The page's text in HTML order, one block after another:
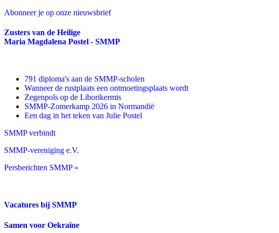
Abonneer je op onze nieuwsbrief
Zusters van de Heilige
Maria Magdalena Postel - SMMP
791 diploma's aan de SMMP-scholen
Wanneer de rustplaats een ontmoetingsplaats wordt
Zegenpols op de Liborikermis
SMMP-Zomerkamp 2026 in Normandië
Een dag in het teken van Julie Postel
SMMP verbindt
SMMP-vereniging e.V.
Persberichten SMMP »
Vacatures bij SMMP
Samen voor Oekraïne